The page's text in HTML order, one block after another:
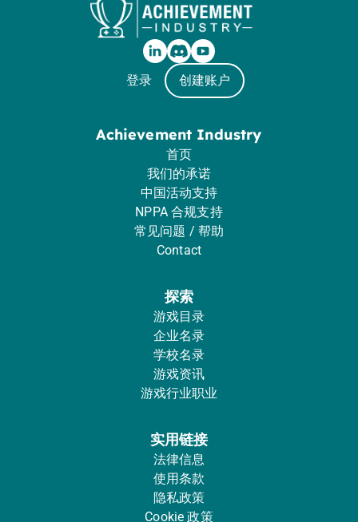
登录 创建账户
Achievement Industry
首页
我们的承诺
中国活动支持
NPPA 合规支持
常见问题 / 帮助
Contact
探索
游戏目录
企业名录
学校名录
游戏资讯
游戏行业职业
实用链接
法律信息
使用条款
隐私政策
Cookie 政策